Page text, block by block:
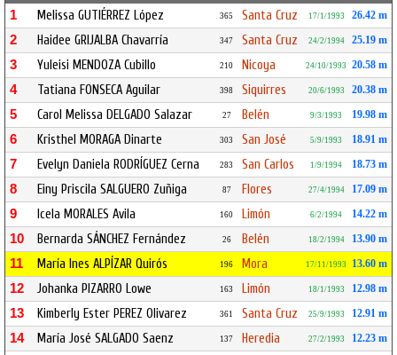
1 Melissa GUTIÉRREZ López 365 Santa Cruz 17/1/1993 26.42 m
2 Haidee GRIJALBA Chavarría 347 Santa Cruz 24/2/1994 25.19 m
3 Yuleisi MENDOZA Cubillo 210 Nicoya 24/10/1993 20.58 m
4 Tatiana FONSECA Aguilar 398 Siquirres 20/6/1993 20.38 m
5 Carol Melissa DELGADO Salazar 27 Belén 9/3/1993 19.98 m
6 Kristhel MORAGA Dinarte 303 San José 5/9/1993 18.91 m
7 Evelyn Daniela RODRÍGUEZ Cerna 283 San Carlos 1/9/1994 18.73 m
8 Einy Priscila SALGUERO Zuñiga 87 Flores 27/4/1994 17.09 m
9 Icela MORALES Avila 160 Limón 6/2/1994 14.22 m
10 Bernarda SÁNCHEZ Fernández 26 Belén 18/2/1994 13.90 m
11 María Ines ALPÍZAR Quirós 196 Mora 17/11/1993 13.60 m
12 Johanka PIZARRO Lowe 163 Limón 18/1/1993 12.98 m
13 Kimberly Ester PEREZ Olivarez 361 Santa Cruz 25/9/1993 12.91 m
14 María José SALGADO Saenz 137 Heredia 27/2/1993 12.23 m